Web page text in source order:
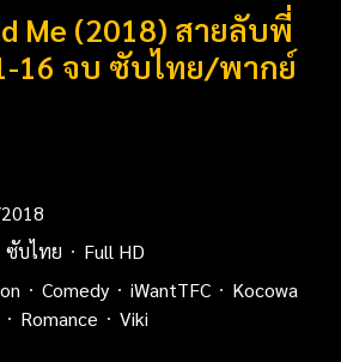
Me (2018) สายลับพี่
16 จบ ซับไทย/พากย์
ซับไทย
Full HD
Comedy iWantTFC
Kocowa
Romance Viki